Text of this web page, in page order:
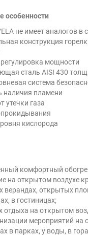
особенности
не имеет аналогов в
конструкция
мощности
сталь AISI 430
система
наличия пламени
утечки газа
кислорода
комфортный
на открытом воздухе
верандах, открытых
в гостиницах;
отдыха на открытом
мероприятий на
в парках, у воды, в